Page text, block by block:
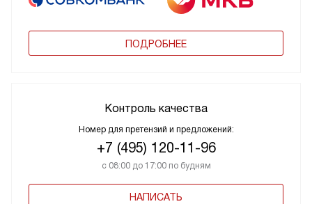
ПОДРОБНЕЕ
Контроль качества
Номер для претензий и предложений:
+7 (495) 120-11-96
с 08:00 до 17:00 по будням
НАПИСАТЬ